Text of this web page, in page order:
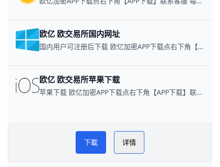
欧亿 欧交易所国内网址
国内用户可注册后下载 欧亿加密APP下载点右下角【APP下载】联系客服 每日更新可用链接
欧亿 欧交易所苹果下载
苹果下载 欧亿加密APP下载点右下角【APP下载】联系客服 每日更新可用链接
欧逸管家交易所网PLAY NOW
欧交易所APP下载